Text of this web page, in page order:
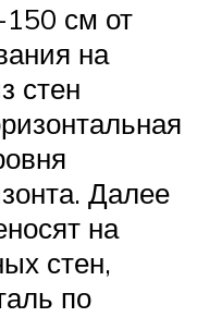
см от
на
стен
Далее
на
стен,
по